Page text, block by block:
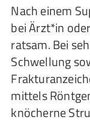
Nach einem
bei Ärzt*in
ratsam. Bei
Schwellung
mittels
knöcherne